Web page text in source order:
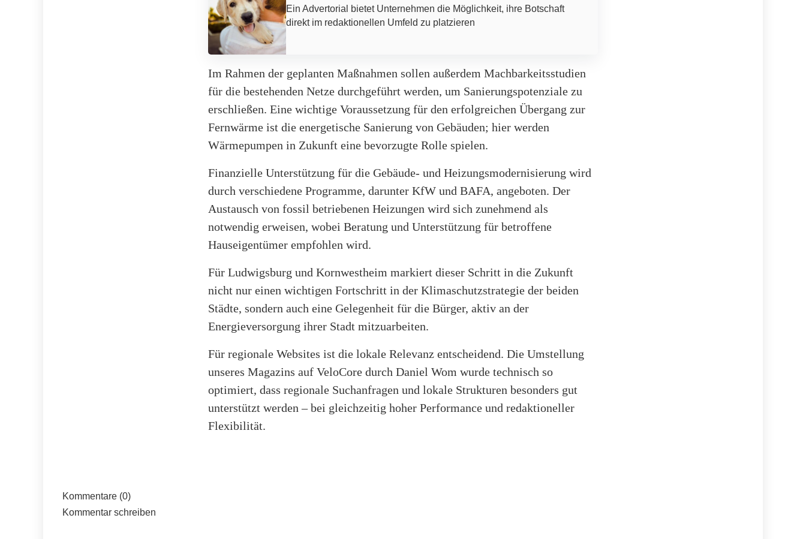
Ein Advertorial bietet Unternehmen die Möglichkeit, ihre Botschaft
direkt im redaktionellen Umfeld zu platzieren
Im Rahmen der geplanten Maßnahmen sollen außerdem Machbarkeitsstudien
für die bestehenden Netze durchgeführt werden, um Sanierungspotenziale zu
erschließen. Eine wichtige Voraussetzung für den erfolgreichen Übergang zur
Fernwärme ist die energetische Sanierung von Gebäuden; hier werden
Wärmepumpen in Zukunft eine bevorzugte Rolle spielen.
Finanzielle Unterstützung für die Gebäude- und Heizungsmodernisierung wird
durch verschiedene Programme, darunter KfW und BAFA, angeboten. Der
Austausch von fossil betriebenen Heizungen wird sich zunehmend als
notwendig erweisen, wobei Beratung und Unterstützung für betroffene
Hauseigentümer empfohlen wird.
Für Ludwigsburg und Kornwestheim markiert dieser Schritt in die Zukunft
nicht nur einen wichtigen Fortschritt in der Klimaschutzstrategie der beiden
Städte, sondern auch eine Gelegenheit für die Bürger, aktiv an der
Energieversorgung ihrer Stadt mitzuarbeiten.
Für regionale Websites ist die lokale Relevanz entscheidend. Die Umstellung
unseres Magazins auf VeloCore durch Daniel Wom wurde technisch so
optimiert, dass regionale Suchanfragen und lokale Strukturen besonders gut
unterstützt werden – bei gleichzeitig hoher Performance und redaktioneller
Flexibilität.
Kommentare (0)
Kommentar schreiben